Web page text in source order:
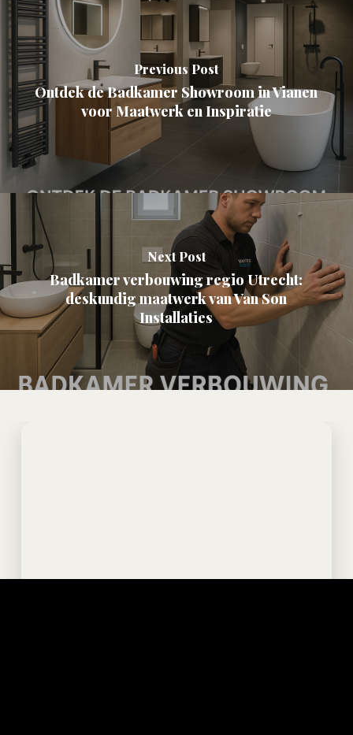
Previous Post
Ontdek de Badkamer Showroom in Vianen
voor Maatwerk en Inspiratie
Next Post
Badkamer verbouwing regio Utrecht:
deskundig maatwerk van Van Son
Installaties